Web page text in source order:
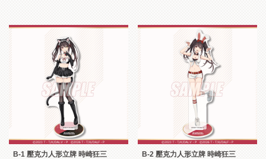
B-1 壓克力人形立牌 時崎狂三
B-2 壓克力人形立牌 時崎狂三